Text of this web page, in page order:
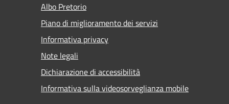
Albo Pretorio
Piano di miglioramento dei servizi
Informativa privacy
Note legali
Dichiarazione di accessibilità
Informativa sulla videosorveglianza mobile